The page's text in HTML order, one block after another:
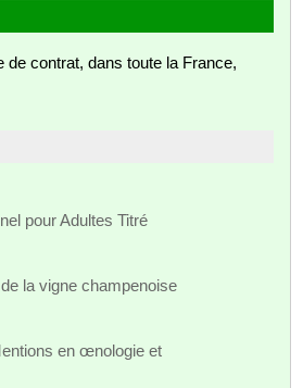
de contrat, dans toute la France,
pour Adultes Titré
la vigne champenoise
en œnologie et